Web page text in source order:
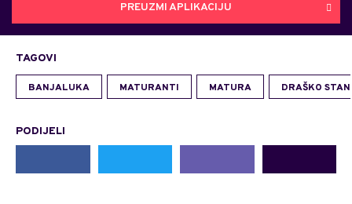
PREUZMI APLIKACIJU
TAGOVI
BANJALUKA MATURANTI MATURA DRAŠKO
PODIJELI